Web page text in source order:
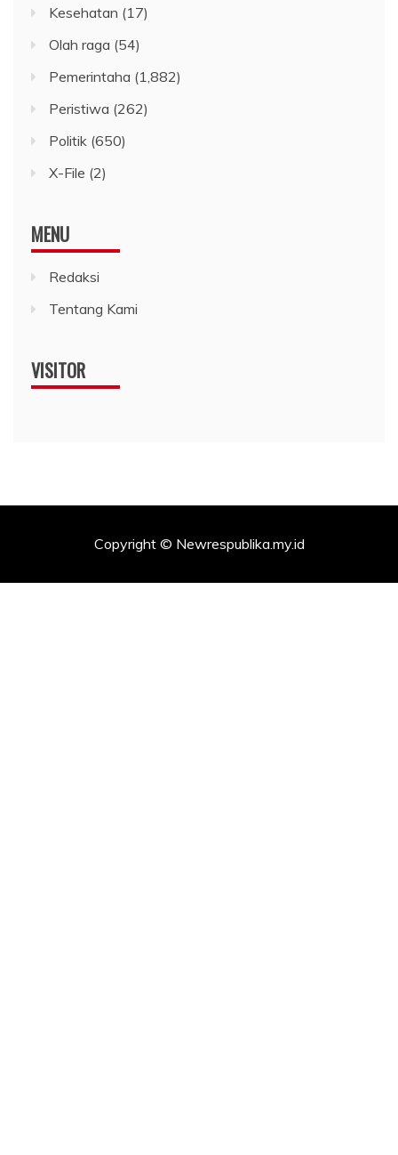
Kesehatan (17)
Olah raga (54)
Pemerintaha (1,882)
Peristiwa (262)
Politik (650)
X-File (2)
MENU
Redaksi
Tentang Kami
VISITOR
Copyright © Newrespublika.my.id